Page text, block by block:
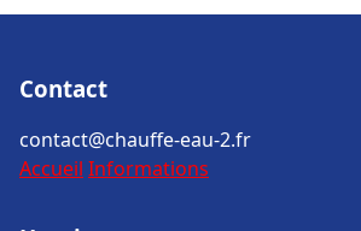
Contact
contact@chauffe-eau-2.fr
Accueil Informations